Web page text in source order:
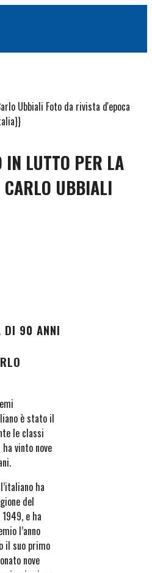
IN LUTTO PER LA
UBBIALI
Ubbiali Foto da rivista d'epoca
DI 90 ANNI
è stato il
le classi
vinto nove
ha
del
e ha
l’anno
il suo primo
nove